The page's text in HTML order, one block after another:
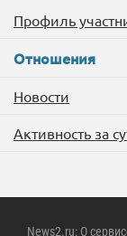
Профиль
Отношения
Новости
Активность за
News2.ru: О